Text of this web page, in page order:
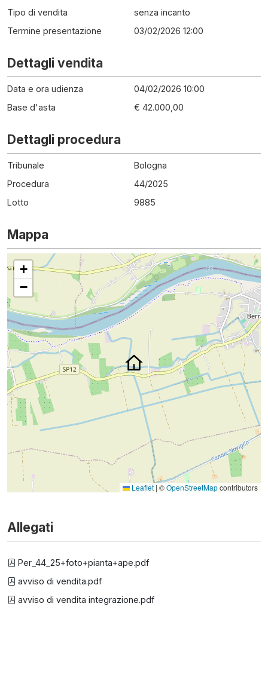
Tipo di vendita
senza incanto
Termine presentazione
03/02/2026 12:00
Dettagli vendita
Data e ora udienza
04/02/2026 10:00
Base d'asta
€ 42.000,00
Dettagli procedura
Tribunale
Bologna
Procedura
44/2025
Lotto
9885
Mappa
+
−
Leaflet | ©OpenStreetMapcontributors
Allegati
Per_44_25+foto+pianta+ape.pdf
avviso di vendita.pdf
avviso di vendita integrazione.pdf